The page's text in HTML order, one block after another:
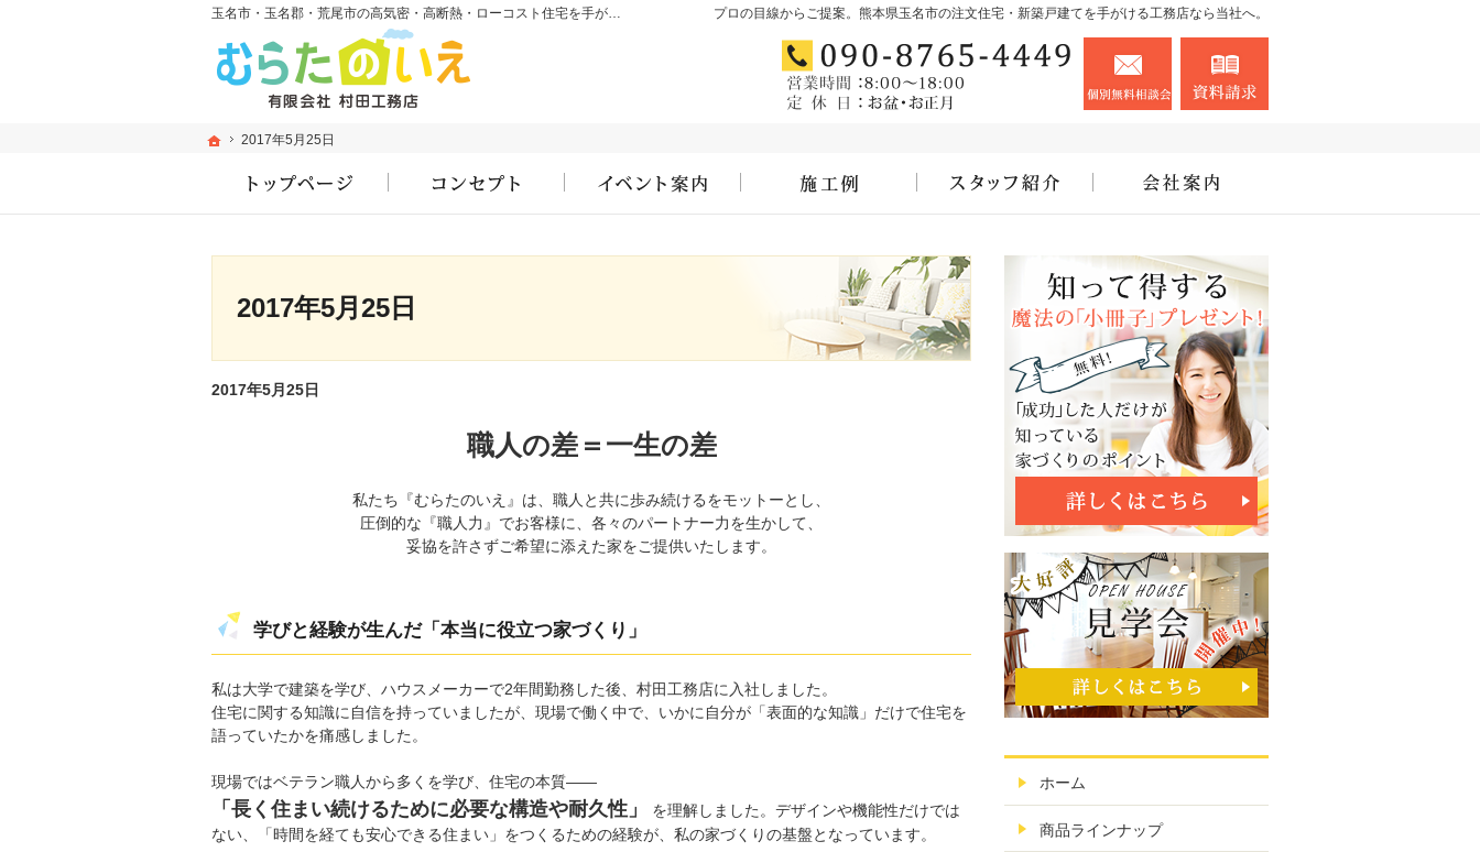
ホーム
2017年5月25日
2017年5月25日
プロの目線からご提案。熊本県玉名市の注文住宅・新築戸建てを手がける工務店なら当社へ。
玉名市・玉名郡・荒尾市の高気密・高断熱・ローコスト住宅を手がける工務店ならむらたのいえ
2017年5月25日
職人の差＝一生の差
職人の差＝一生の差
私たち『むらたのいえ』は、職人と共に歩み続けるをモットーとし、
圧倒的な『職人力』でお客様に、各々のパートナー力を生かして、
妥協を許さずご希望に添えた家をご提供いたします。
むらたのいえの4つのコンセプト
学びと経験が生んだ「本当に役立つ家づくり」
私は大学で建築を学び、ハウスメーカーで2年間勤務した後、村田工務店に入社しました。
住宅に関する知識に自信を持っていましたが、現場で働く中で、いかに自分が「表面的な知識」だけで住宅を
語っていたかを痛感しました。
現場ではベテラン職人から多くを学び、住宅の本質――
「長く住まい続けるために必要な構造や耐久性」
を理解しました。デザインや機能性だけでは
ない、「時間を経ても安心できる住まい」をつくるための経験が、私の家づくりの基盤となっています。
ホーム
商品ラインナップ
090-8765-4449
営業時間8:00～18:00 定休日：お盆・お正月
ホーム
2017年5月25日